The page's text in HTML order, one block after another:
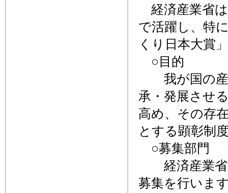
経済産業省
で活躍し、特
くり日本大賞
○目的
我が国の産
承・発展させ
高め、その存
とする顕彰制
○募集部門
経済産業省
募集を行いま